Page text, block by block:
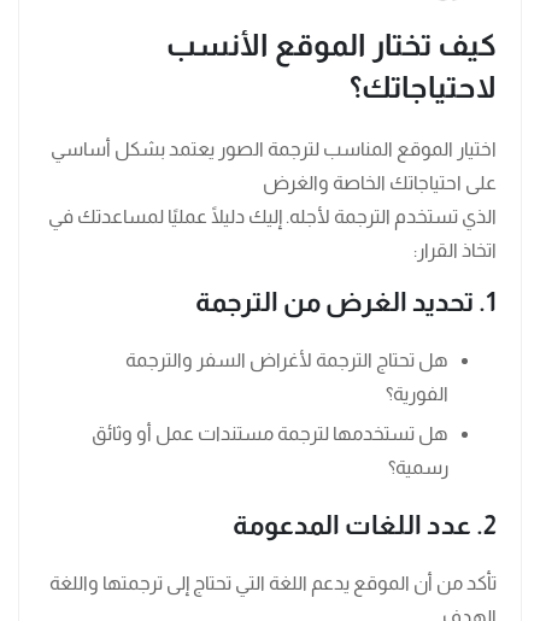
كيف تختار الموقع الأنسب
لاحتياجاتك؟
اختيار الموقع المناسب لترجمة الصور يعتمد بشكل أساسي
على احتياجاتك الخاصة والغرض
الذي تستخدم الترجمة لأجله. إليك دليلًا عمليًا لمساعدتك في
اتخاذ القرار:
1. تحديد الغرض من الترجمة
هل تحتاج الترجمة لأغراض السفر والترجمة
الفورية؟
هل تستخدمها لترجمة مستندات عمل أو وثائق
رسمية؟
2. عدد اللغات المدعومة
تأكد من أن الموقع يدعم اللغة التي تحتاج إلى ترجمتها واللغة
الهدف.